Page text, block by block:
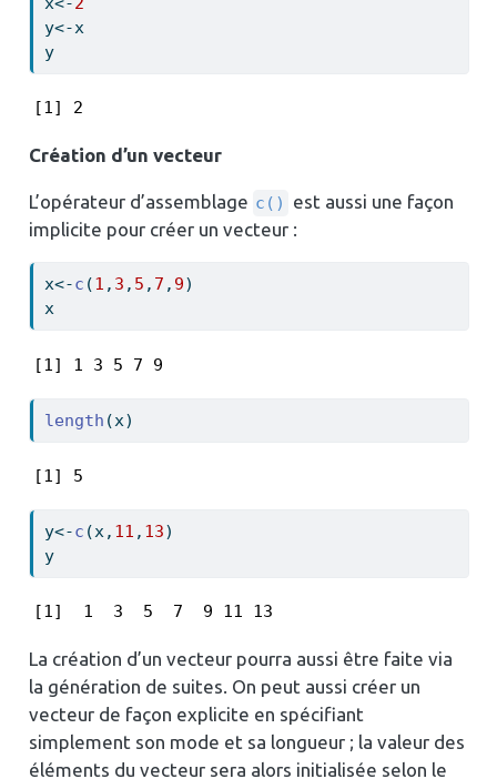
y<-x
y
[1] 2
Création d’un vecteur
L’opérateur d’assemblage c()
est aussi une façon
implicite pour créer un vecteur :
x<-c (1 , 3 , 5 , 7 , 9)
x
[1] 1 3 5 7 9
length (x)
[1] 5
y<-c (x, 11 , 13)
y
[1]  1  3  5  7  9 11 13
La création d’un vecteur pourra aussi être faite via
la génération de suites. On peut aussi créer un
vecteur de façon explicite en spécifiant
simplement son mode et sa longueur ; la valeur des
éléments du vecteur sera alors initialisée selon le